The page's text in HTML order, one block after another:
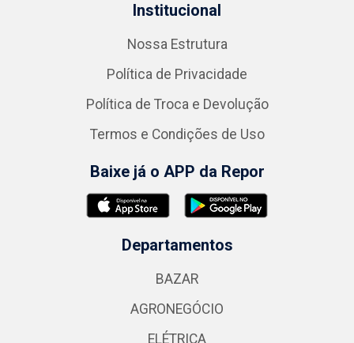
Institucional
Nossa Estrutura
Política de Privacidade
Política de Troca e Devolução
Termos e Condições de Uso
Baixe já o APP da Repor
Departamentos
BAZAR
AGRONEGÓCIO
ELÉTRICA